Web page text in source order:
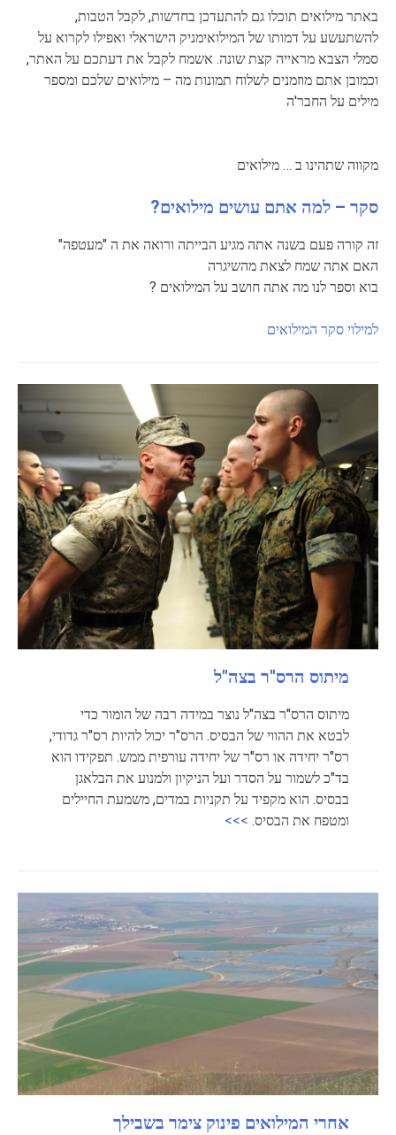
באתר מילואים תוכלו גם להתעדכן בחדשות, לקבל הטבות,
להשתעשע על דמותו של המילואימניק הישראלי ואפילו לקרוא על
סמלי הצבא מראייה קצת שונה. אשמח לקבל את דעתכם על האתר,
וכמובן אתם מוזמנים לשלוח תמונות מה – מילואים שלכם ומספר
מילים על החבר'ה
מקווה שתהינו ב … מילואים
סקר – למה אתם עושים מילואים?
זה קורה פעם בשנה אתה מגיע הבייתה ורואה את ה "מעטפה"
האם אתה שמח לצאת מהשיגרה
בוא וספר לנו מה אתה חושב על המילואים ?
למילוי סקר המילואים
מיתוס הרס"ר בצה"ל
מיתוס הרס"ר בצה"ל נוצר במידה רבה של הומור כדי
לבטא את ההווי של הבסיס. הרס"ר יכול להיות רס"ר גדודי,
רס"ר יחידה או רס"ר של יחידה עורפית ממש. תפקידו הוא
בד"כ לשמור על הסדר ועל הניקיון ולמנוע את הבלאגן
בבסיס. הוא מקפיד על תקניות במדים, משמעת החיילים
ומטפח את הבסיס. >>>
אחרי המילואים פינוק צימר בשבילך